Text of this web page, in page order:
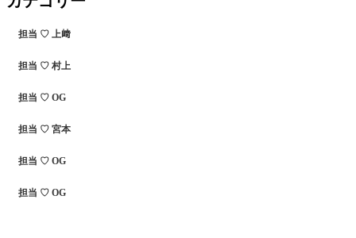
担当 ♡ 上﨑
担当 ♡ 村上
担当 ♡ OG
担当 ♡ 宮本
担当 ♡ OG
担当 ♡ OG